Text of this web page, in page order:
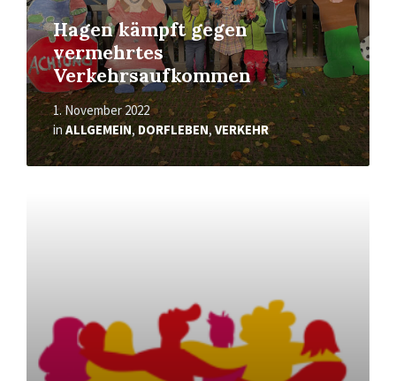
Hagen kämpft gegen
vermehrtes
Verkehrsaufkommen
1. November 2022
inALLGEMEIN,DORFLEBEN,VERKEHR